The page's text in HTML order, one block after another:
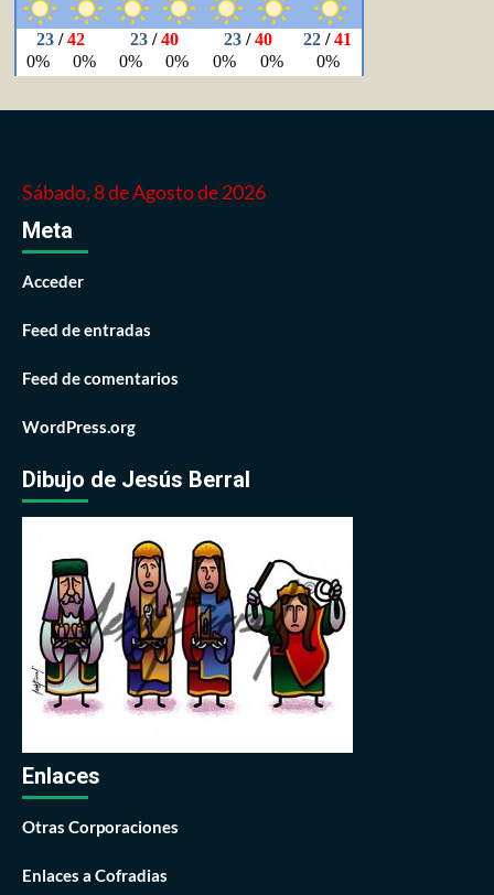
Sábado, 8 de Agosto de 2026
Meta
Acceder
Feed de entradas
Feed de comentarios
WordPress.org
Dibujo de Jesús Berral
Enlaces
Otras Corporaciones
Enlaces a Cofradias